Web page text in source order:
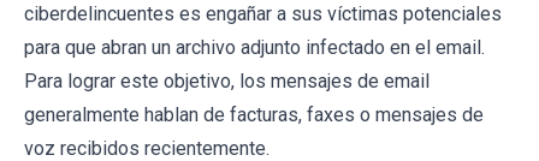
ciberdelincuentes es engañar a sus víctimas potenciales
para que abran un archivo adjunto infectado en el email.
Para lograr este objetivo, los mensajes de email
generalmente hablan de facturas, faxes o mensajes de
voz recibidos recientemente.